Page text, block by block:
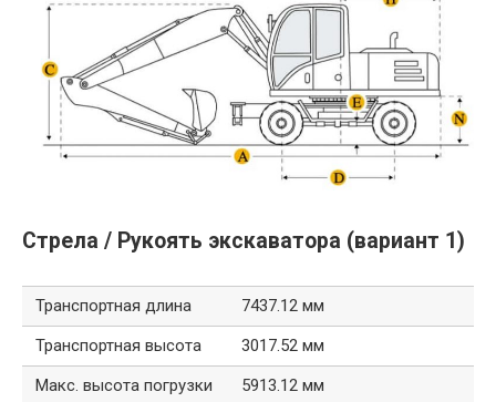
Стрела / Рукоять экскаватора (вариант 1)
Транспортная длина
7437.12 мм
Транспортная высота
3017.52 мм
Макс. высота погрузки
5913.12 мм